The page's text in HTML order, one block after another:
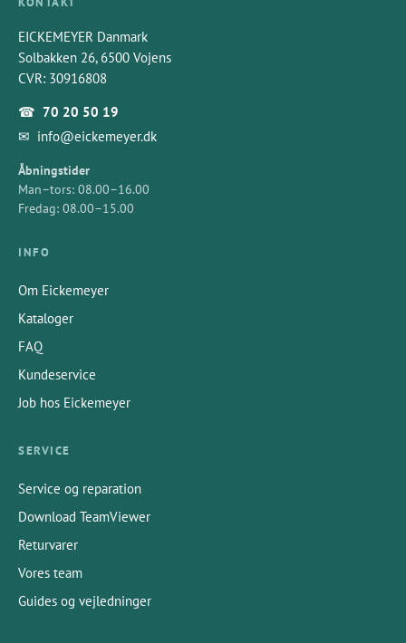
EICKEMEYER Danmark
Solbakken 26, 6500 Vojens
CVR: 30916808
☎ 70 20 50 19
✉ info@eickemeyer.dk
Åbningstider
Man–tors: 08.00–16.00
Fredag: 08.00–15.00
INFO
Om Eickemeyer
Kataloger
FAQ
Kundeservice
Job hos Eickemeyer
SERVICE
Service og reparation
Download TeamViewer
Returvarer
Vores team
Guides og vejledninger